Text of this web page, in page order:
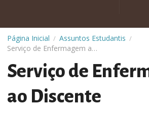
Página Inicial / Assuntos Estudantis /
Serviço de Enfermagem ao Discente
Serviço de
ao Discente